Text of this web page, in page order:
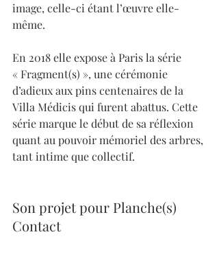
image, celle-ci étant l’œuvre elle-
même.
En 2018 elle expose à Paris la série
« Fragment(s) », une cérémonie
d’adieux aux pins centenaires de la
Villa Médicis qui furent abattus. Cette
série marque le début de sa réflexion
quant au pouvoir mémoriel des arbres,
tant intime que collectif.
Son projet pour Planche(s)
Contact